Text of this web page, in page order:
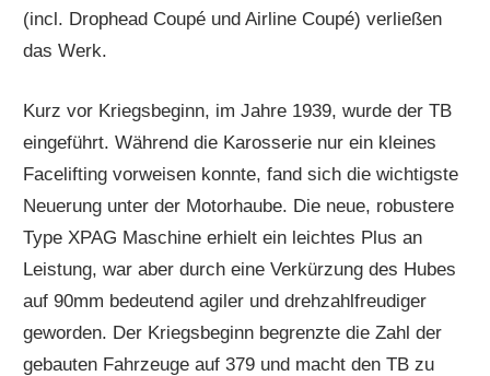
(incl. Drophead Coupé und Airline Coupé) verließen
das Werk.
Kurz vor Kriegsbeginn, im Jahre 1939, wurde der TB
eingeführt. Während die Karosserie nur ein kleines
Facelifting vorweisen konnte, fand sich die wichtigste
Neuerung unter der Motorhaube. Die neue, robustere
Type XPAG Maschine erhielt ein leichtes Plus an
Leistung, war aber durch eine Verkürzung des Hubes
auf 90mm bedeutend agiler und drehzahlfreudiger
geworden. Der Kriegsbeginn begrenzte die Zahl der
gebauten Fahrzeuge auf 379 und macht den TB zu